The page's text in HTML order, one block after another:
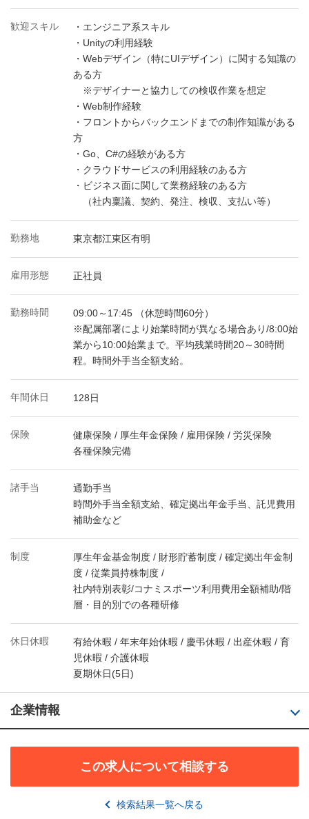
歓迎スキル
・エンジニア系スキル
・Unityの利用経験
・Webデザイン（特にUIデザイン）に関する知識の
ある方
※デザイナーと協力しての検収作業を想定
・Web制作経験
・フロントからバックエンドまでの制作知識がある
方
・Go、C#の経験がある方
・クラウドサービスの利用経験のある方
・ビジネス面に関して業務経験のある方
（社内稟議、契約、発注、検収、支払い等）
勤務地 東京都江東区有明
雇用形態 正社員
勤務時間
09:00～17:45 （休憩時間60分）
※配属部署により始業時間が異なる場合あり/8:00始
業から10:00始業まで。平均残業時間20～30時間
程。時間外手当全額支給。
年間休日 128日
保険
健康保険 / 厚生年金保険 / 雇用保険 / 労災保険
各種保険完備
諸手当
通勤手当
時間外手当全額支給、確定拠出年金手当、託児費用
補助金など
制度
厚生年金基金制度 / 財形貯蓄制度 / 確定拠出年金制
度 / 従業員持株制度 /
社内特別表彰/コナミスポーツ利用費用全額補助/階
層・目的別での各種研修
休日休暇
有給休暇 / 年末年始休暇 / 慶弔休暇 / 出産休暇 / 育
児休暇 / 介護休暇
夏期休日(5日)
企業情報
この求人について相談する
検索結果一覧へ戻る